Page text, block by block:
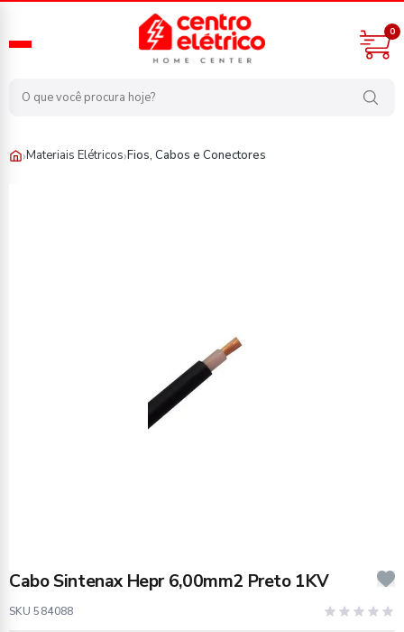
0
›Materiais Elétricos›Fios, Cabos e Conectores
Cabo Sintenax Hepr 6,00mm2 Preto 1KV
SKU 584088